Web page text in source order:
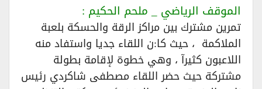
الموقف الرياضي _ ملحم الحكيم :
تمرين مشترك بين مراكز الرقة والحسكة بلعبة
الملاكمة ، حيث كا:ن اللقاء جديا واستفاد منه
اللاعبون كثيرآ ، وهي خطوة لإقامة بطولة
مشتركة حيث حضر اللقاء مصطفى شاكردي رئيس